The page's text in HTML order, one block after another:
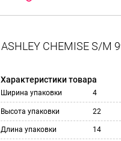
Характеристики товара
Ширина упаковки 4
Высота упаковки 22
Длина упаковки 14